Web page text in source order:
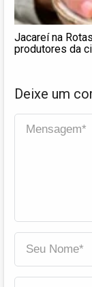
Jacareí na
produtores da
Deixe um